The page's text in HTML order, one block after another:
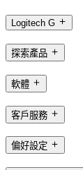
Logitech G
探索產品
軟體
客戶服務
偏好設定